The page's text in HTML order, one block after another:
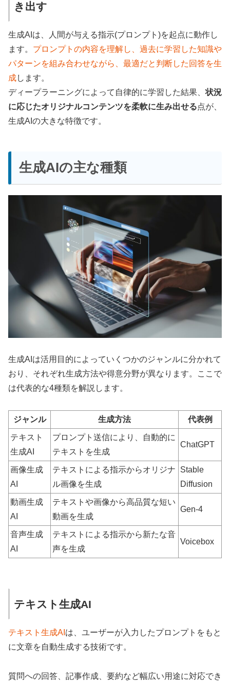
き出す
生成AIは、人間が与える指示(プロンプト)を起点に動作し
ます。 プロンプトの内容を理解し、過去に学習した知識や
パターンを組み合わせながら、最適だと判断した回答を生
成します。
ディープラーニングによって自律的に学習した結果、状況
に応じたオリジナルコンテンツを柔軟に生み出せる点が、
生成AIの大きな特徴です。
生成AIの主な種類
生成AIは活用目的によっていくつかのジャンルに分かれて
おり、それぞれ生成方法や得意分野が異なります。ここで
は代表的な4種類を解説します。
ジャンル 生成方法 代表例
テキスト
生成AI
プロンプト送信により、自動的に
テキストを生成
ChatGPT
画像生成
AI
テキストによる指示からオリジナ
ル画像を生成
Stable
Diffusion
動画生成
AI
テキストや画像から高品質な短い
動画を生成
Gen-4
音声生成
AI
テキストによる指示から新たな音
声を生成
Voicebox
テキスト生成AI
テキスト生成AI は、ユーザーが入力したプロンプトをもと
に文章を自動生成する技術です。
質問への回答、記事作成、要約など幅広い用途に対応でき